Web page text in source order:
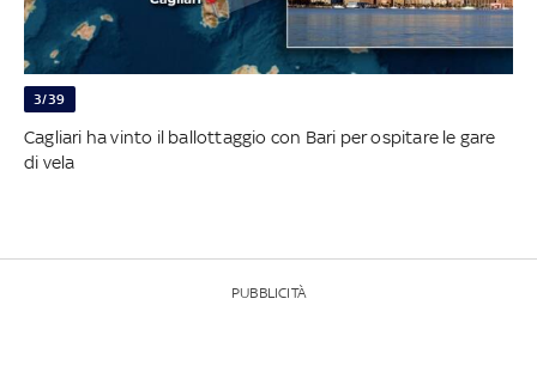
3/39
Cagliari ha vinto il ballottaggio con Bari per ospitare le gare
di vela
PUBBLICITÀ